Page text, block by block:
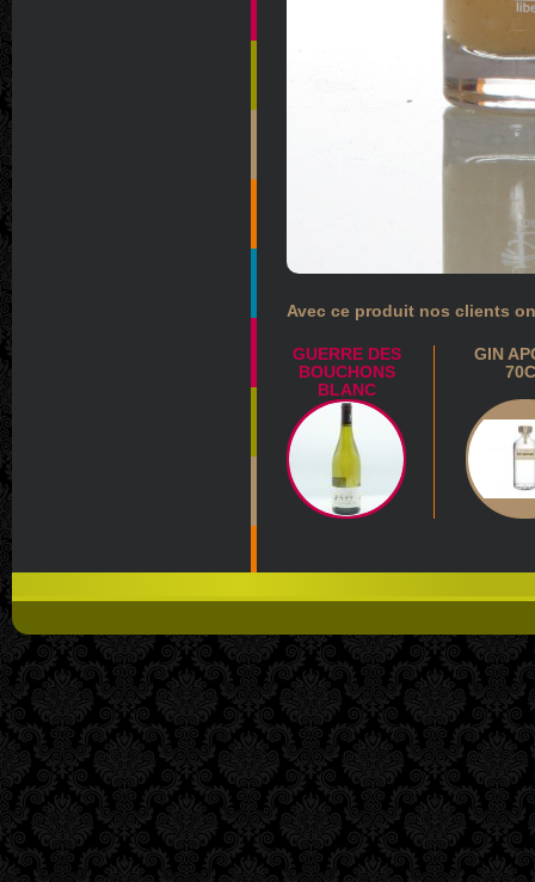
Avec ce produit nos clients
GUERRE DES
BOUCHONS
BLANC
GIN